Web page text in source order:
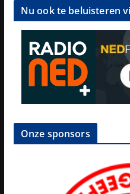
Nu ook te beluisteren
Onze sponsors